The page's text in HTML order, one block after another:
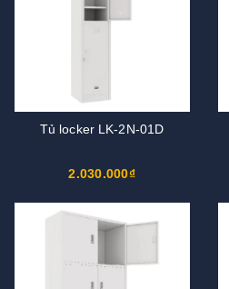
Tủ locker LK-2N-01D
2.030.000₫